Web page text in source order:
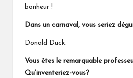
bonheur !
Dans un carnaval, vous seriez
Donald Duck.
Vous êtes le remarquable
Qu’inventeriez-vous?